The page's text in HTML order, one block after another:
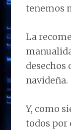
tenemos
La
desechos
navideña.
Y, como
todos por